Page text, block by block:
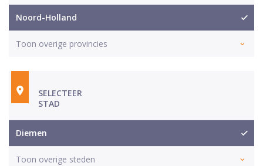
Noord-Holland
Toon overige provincies
SELECTEER
STAD
Diemen
Toon overige steden